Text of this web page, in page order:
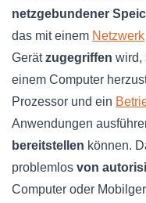
netzgebundener
das mit einem Netzwerk
Gerätzugegriffen wird,
einem Computer
Prozessor und ein
Anwendungen
bereitstellen können.
problemlos von
Computer oder